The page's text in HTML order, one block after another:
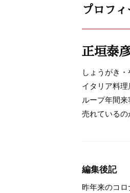
プロフ
正垣泰
しょうがき
イタリア料
ループ年間
売れているの
編集後記
昨年来のコロ